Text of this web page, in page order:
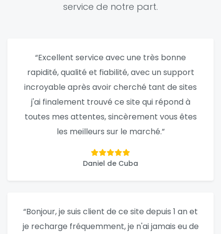
service de notre part.
“Excellent service avec une très bonne
rapidité, qualité et fiabilité, avec un support
incroyable après avoir cherché tant de sites
j'ai finalement trouvé ce site qui répond à
toutes mes attentes, sincèrement vous êtes
les meilleurs sur le marché.”
Daniel de Cuba
“Bonjour, je suis client de ce site depuis 1 an et
je recharge fréquemment, je n'ai jamais eu de